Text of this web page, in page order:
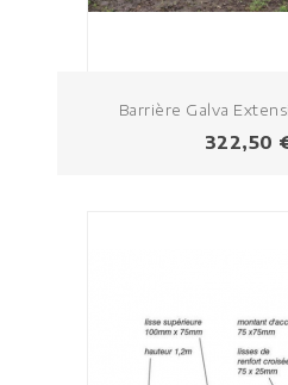
Barrière Galva
Prezzo
322,50